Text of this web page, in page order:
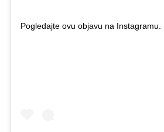
Pogledajte ovu objavu na Instagramu.